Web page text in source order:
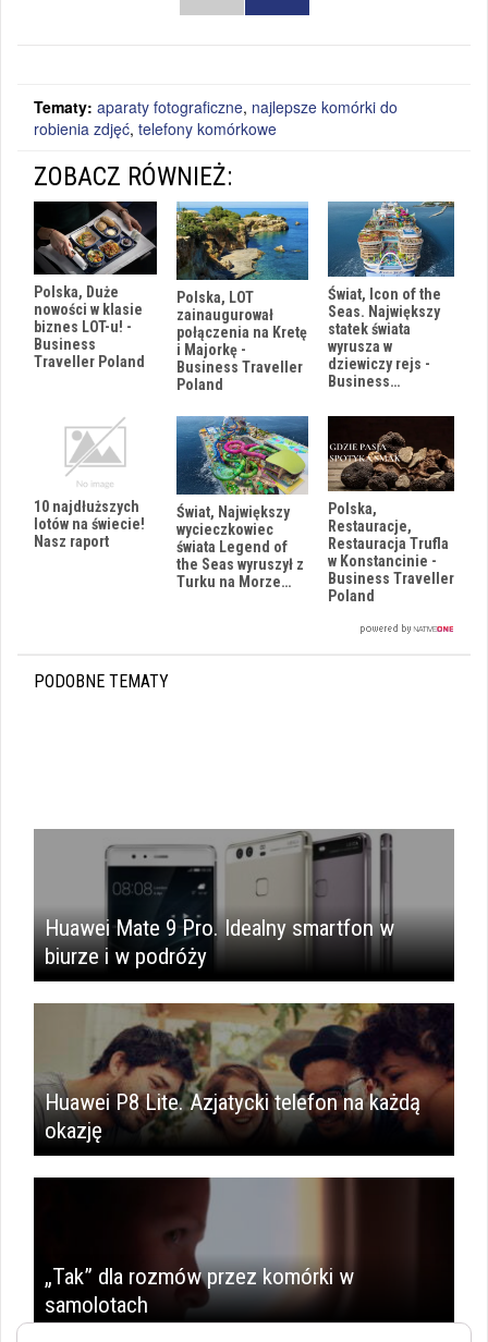
Tematy: aparaty fotograficzne, najlepsze komórki do
robienia zdjęć, telefony komórkowe
ZOBACZ RÓWNIEŻ:
Polska, Duże
nowości w klasie
biznes LOT-u! -
Business
Traveller Poland
Polska, LOT
zainaugurował
połączenia na Kretę
i Majorkę -
Business Traveller
Poland
Świat, Icon of the
Seas. Największy
statek świata
wyrusza w
dziewiczy rejs -
Business…
10 najdłuższych
lotów na świecie!
Nasz raport
Świat, Największy
wycieczkowiec
świata Legend of
the Seas wyruszył z
Turku na Morze…
Polska,
Restauracje,
Restauracja Trufla
w Konstancinie -
Business Traveller
Poland
PODOBNE TEMATY
Huawei Mate 9 Pro. Idealny smartfon w
biurze i w podróży
Huawei P8 Lite. Azjatycki telefon na każdą
okazję
„Tak” dla rozmów przez komórki w
samolotach